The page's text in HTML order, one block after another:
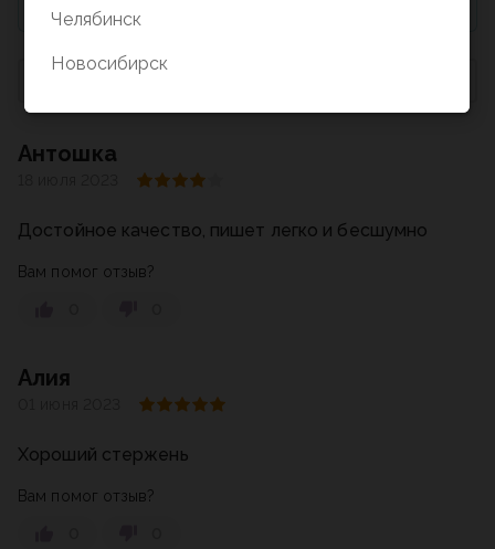
По умолчанию
Антошка
Достойное качество, пишет легко и бесшумно
Вам помог отзыв?
Алия
Хороший стержень
Вам помог отзыв?
Челябинск
Новосибирск